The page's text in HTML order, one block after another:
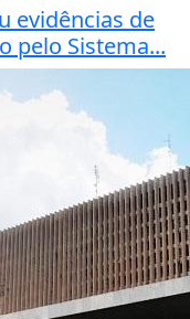
evidências de
pelo Sistema...